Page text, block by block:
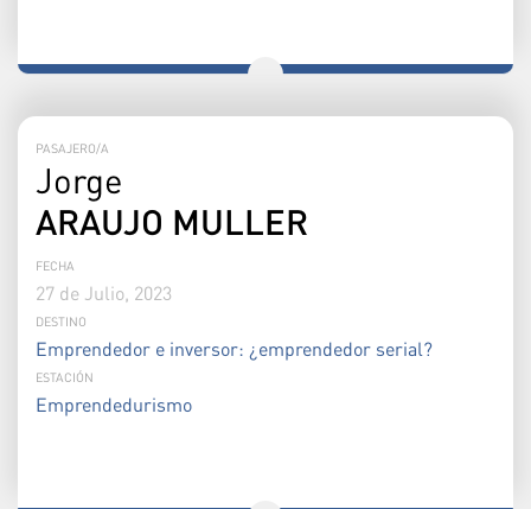
PASAJERO/A
Jorge
ARAUJO MULLER
FECHA
27 de Julio, 2023
DESTINO
Emprendedor e inversor: ¿emprendedor serial?
ESTACIÓN
Emprendedurismo